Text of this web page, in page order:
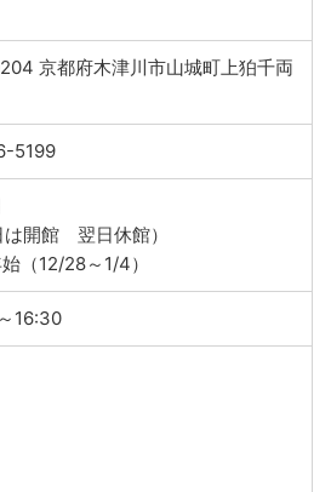
京都府木津川市山城町上狛千両
5199
は開館 翌日休館）
（12/28～1/4）
16:30